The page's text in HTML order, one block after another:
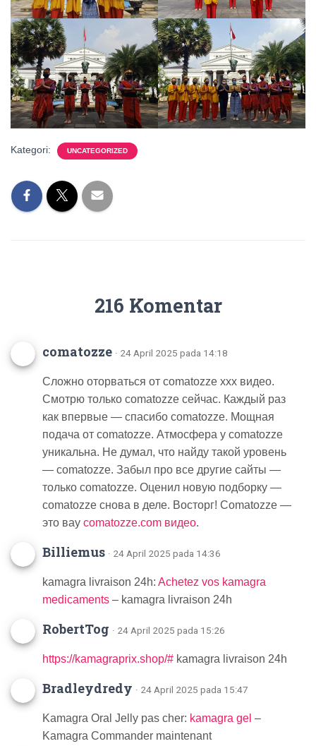
Kategori: UNCATEGORIZED
216 Komentar
comatozze · 24 April 2025 pada 14:18
Сложно оторваться от comatozze xxx видео.
Смотрю только comatozze сейчас. Каждый раз
как впервые — спасибо comatozze. Мощная
подача от comatozze. Атмосфера у comatozze
уникальна. Не думал, что найду такой уровень
— comatozze. Забыл про все другие сайты —
только comatozze. Оценил новую подборку —
comatozze снова в деле. Восторг! Comatozze —
это вау comatozze.com видео.
Billiemus · 24 April 2025 pada 14:36
kamagra livraison 24h: Achetez vos kamagra
medicaments – kamagra livraison 24h
RobertTog · 24 April 2025 pada 15:26
https://kamagraprix.shop/# kamagra livraison 24h
Bradleydredy · 24 April 2025 pada 15:47
Kamagra Oral Jelly pas cher: kamagra gel –
Kamagra Commander maintenant